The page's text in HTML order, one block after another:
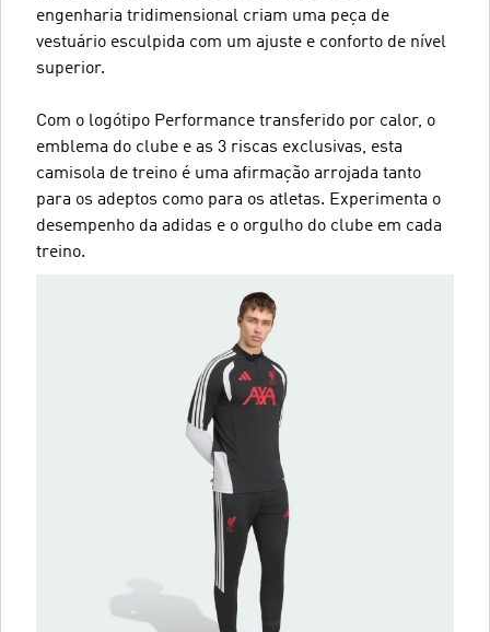
engenharia tridimensional criam uma peça de
vestuário esculpida com um ajuste e conforto de nível
superior.
Com o logótipo Performance transferido por calor, o
emblema do clube e as 3 riscas exclusivas, esta
camisola de treino é uma afirmação arrojada tanto
para os adeptos como para os atletas. Experimenta o
desempenho da adidas e o orgulho do clube em cada
treino.